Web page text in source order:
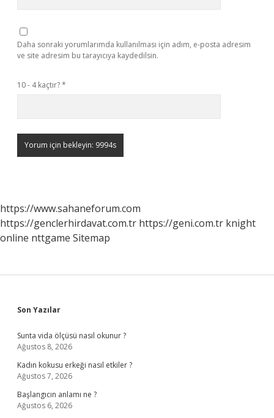
Daha sonraki yorumlarımda kullanılması için adım, e-posta adresim
ve site adresim bu tarayıcıya kaydedilsin.
10 - 4 kaçtır?*
https://www.sahaneforum.com
https://genclerhirdavat.com.tr https://geni.com.tr knight
online nttgame Sitemap
Sidebar
Son Yazılar
Sunta vida ölçüsü nasıl okunur ?
Ağustos 8, 2026
Kadın kokusu erkeği nasıl etkiler ?
Ağustos 7, 2026
Başlangıcın anlamı ne ?
Ağustos 6, 2026